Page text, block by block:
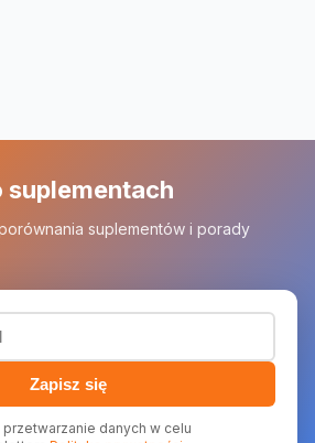
suplementach
suplementów i porady
Zapisz się
danych w celu